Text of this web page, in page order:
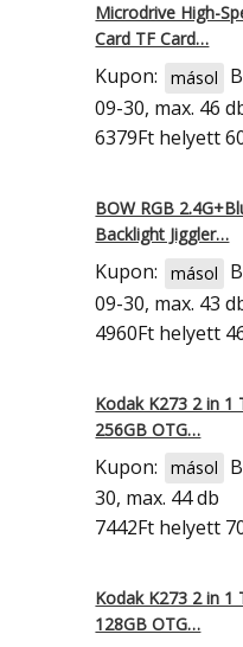
Microdrive High-
Card TF Card…
Kupon: másol
09-30, max. 46
6379Ft helyett
BOW RGB
Backlight Jiggler…
Kupon: másol
09-30, max. 43
4960Ft helyett
Kodak K273 2 in 1
256GB OTG…
Kupon: másol
30, max. 44 db
7442Ft helyett
Kodak K273 2 in 1
128GB OTG…